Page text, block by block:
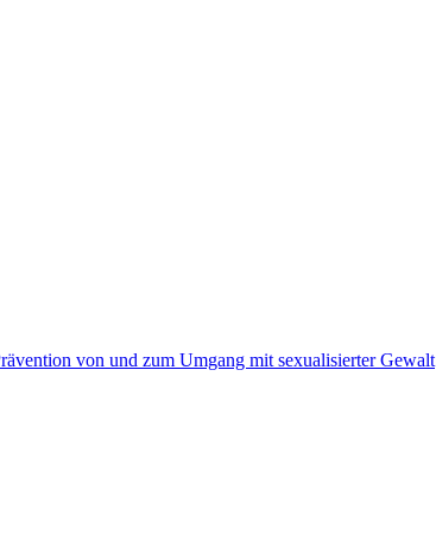
von und zum Umgang mit sexualisierter Gewalt